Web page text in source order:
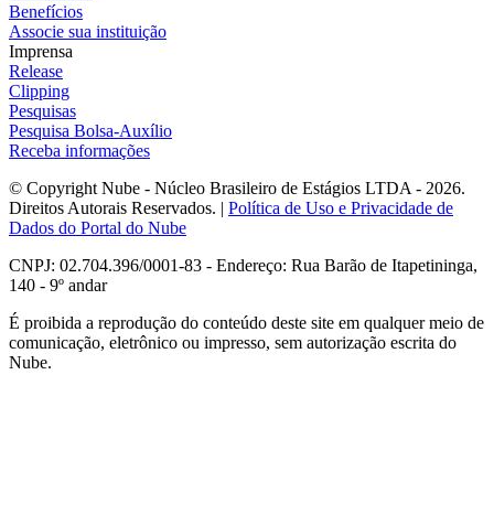
Benefícios
Associe sua instituição
Imprensa
Release
Clipping
Pesquisas
Pesquisa Bolsa-Auxílio
Receba informações
© Copyright Nube - Núcleo Brasileiro de Estágios LTDA - 2026.
Direitos Autorais Reservados. | Política de Uso e Privacidade de
Dados do Portal do Nube
CNPJ: 02.704.396/0001-83 - Endereço: Rua Barão de Itapetininga,
140 - 9º andar
É proibida a reprodução do conteúdo deste site em qualquer meio de
comunicação, eletrônico ou impresso, sem autorização escrita do
Nube.